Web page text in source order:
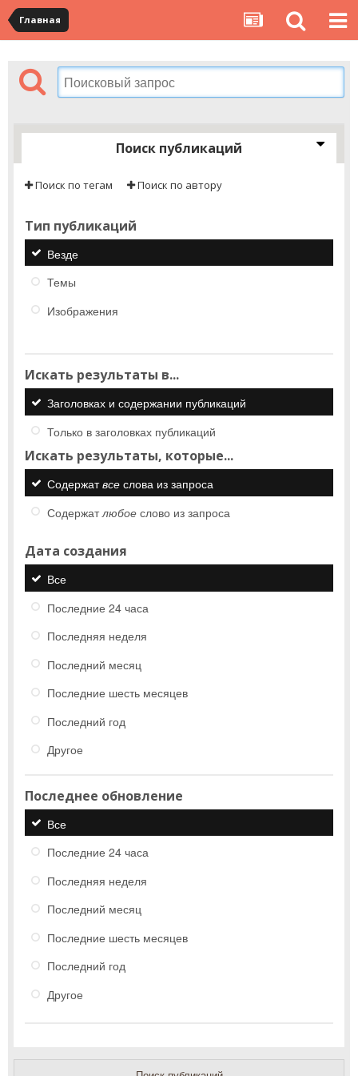
Главная
Поиск публикаций
Поиск по тегам Поиск по автору
Тип публикаций
Везде
Темы
Изображения
Искать результаты в...
Заголовках и содержании публикаций
Только в заголовках публикаций
Искать результаты, которые...
Содержатвсе слова из запроса
Содержатлюбое слово из запроса
Дата создания
Все
Последние 24 часа
Последняя неделя
Последний месяц
Последние шесть месяцев
Последний год
Другое
Последнее обновление
Все
Последние 24 часа
Последняя неделя
Последний месяц
Последние шесть месяцев
Последний год
Другое